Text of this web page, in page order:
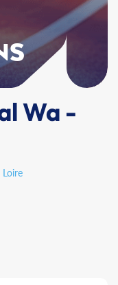
Wa -
Loire